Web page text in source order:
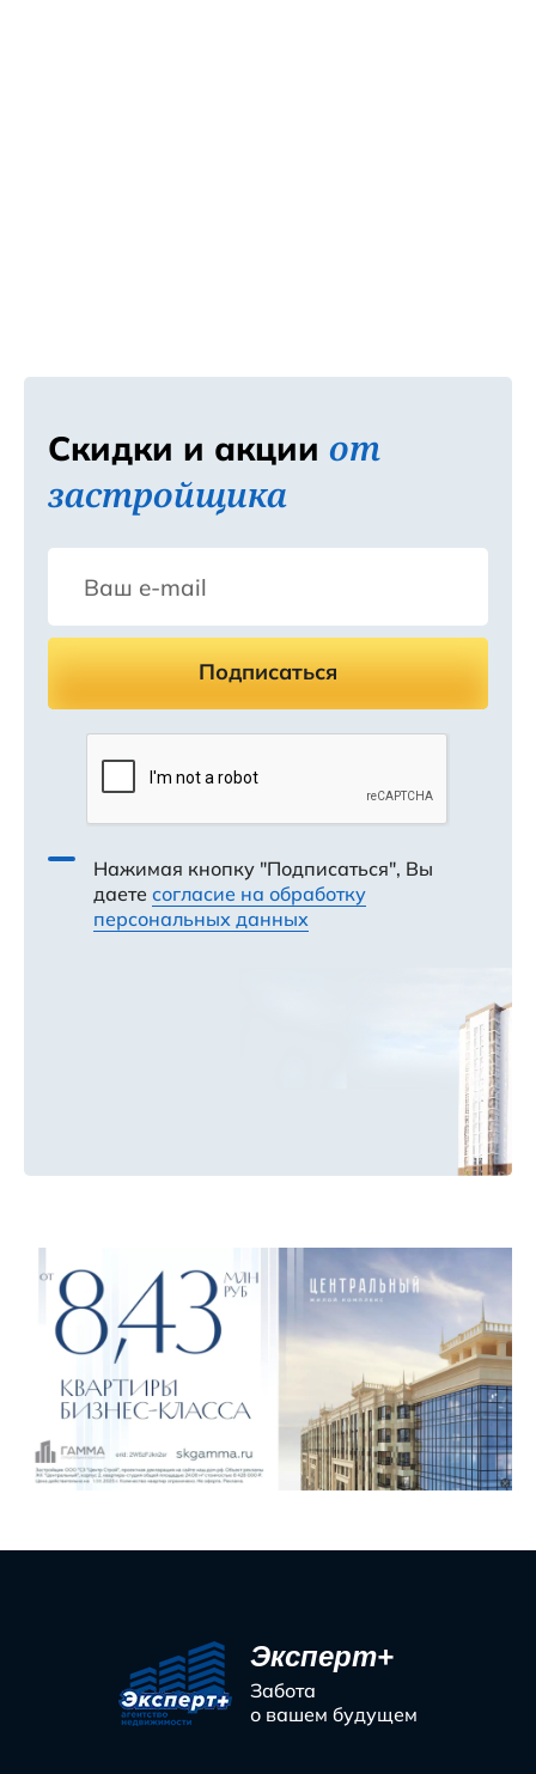
Скидки и акции от
застройщика
Подписаться
Нажимая кнопку "Подписаться", Вы
даете согласие на обработку
персональных данных
Эксперт+
Забота
о вашем будущем